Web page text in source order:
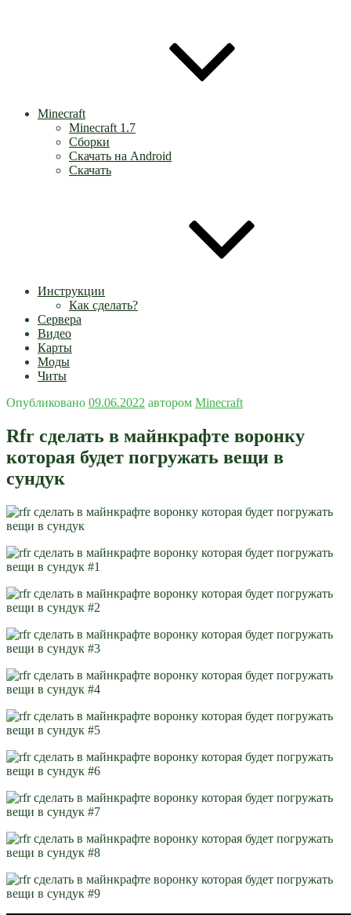
Minecraft
Minecraft 1.7
Сборки
Скачать на Android
Скачать
Инструкции
Как сделать?
Сервера
Видео
Карты
Моды
Читы
Опубликовано 09.06.2022 автором Minecraft
Rfr сделать в майнкрафте воронку
которая будет погружать вещи в
сундук